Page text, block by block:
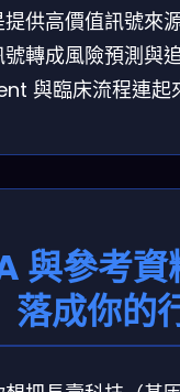
提供高價值訊號來
號轉成風險預測與
與臨床流程連起
與參考
落成你的